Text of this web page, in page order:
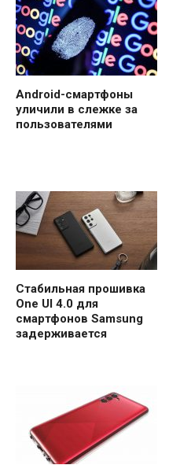
Android-смартфоны
уличили в слежке за
пользователями
Стабильная прошивка
One UI 4.0 для
смартфонов Samsung
задерживается